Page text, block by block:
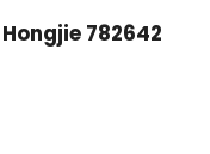
782642